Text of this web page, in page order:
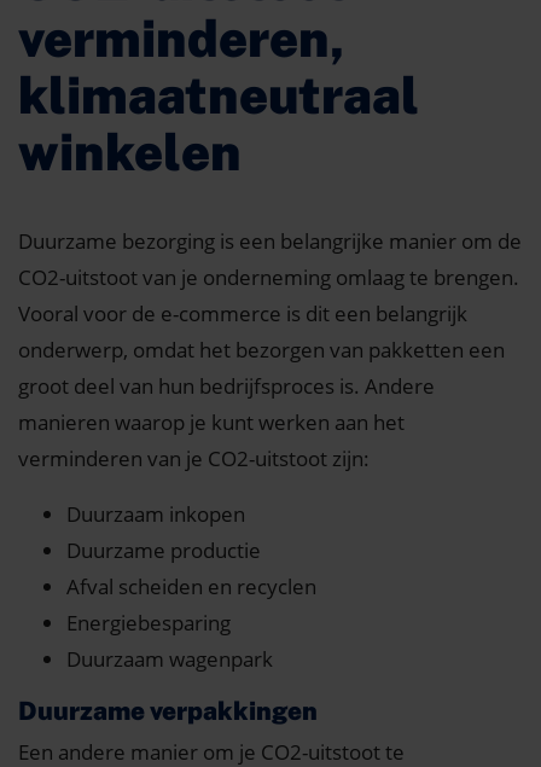
verminderen,
klimaatneutraal
winkelen
Duurzame bezorging is een belangrijke manier om de
CO2-uitstoot van je onderneming omlaag te brengen.
Vooral voor de e-commerce is dit een belangrijk
onderwerp, omdat het bezorgen van pakketten een
groot deel van hun bedrijfsproces is. Andere
manieren waarop je kunt werken aan het
verminderen van je CO2-uitstoot zijn:
Duurzaam inkopen
Duurzame productie
Afval scheiden en recyclen
Energiebesparing
Duurzaam wagenpark
Duurzame verpakkingen
Een andere manier om je CO2-uitstoot te